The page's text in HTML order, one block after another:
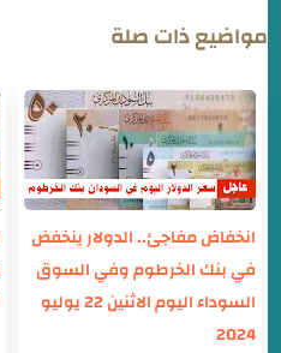
مواضيع ذات صلة
انخفاض مفاجئ.. الدولار ينخفض
في بنك الخرطوم وفي السوق
السوداء اليوم الاثنين 22 يوليو
2024